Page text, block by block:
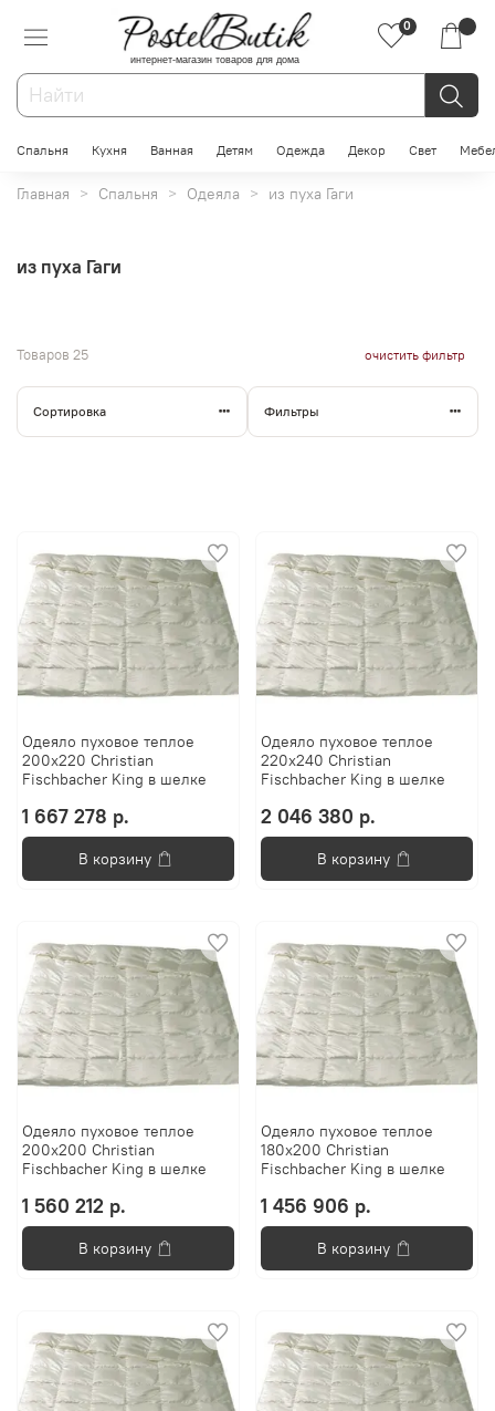
интернет-магазин товаров для дома
0
Спальня Кухня Ванная Детям Одежда Декор Свет
Главная Спальня Одеяла из пуха Гаги
из пуха Гаги
Товаров 25 очистить фильтр
Сортировка Фильтры
Одеяло пуховое теплое
200х220 Christian
Fischbacher King в шелке
1 667 278 р.
В корзину
Одеяло пуховое теплое
220х240 Christian
Fischbacher King в шелке
2 046 380 р.
В корзину
Одеяло пуховое теплое
200х200 Christian
Fischbacher King в шелке
1 560 212 р.
В корзину
Одеяло пуховое теплое
180х200 Christian
Fischbacher King в шелке
1 456 906 р.
В корзину